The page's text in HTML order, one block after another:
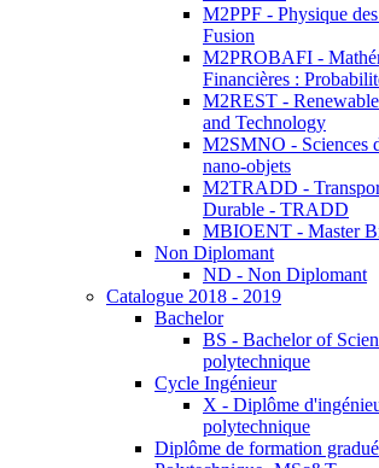
M2PPF - Physique
Fusion
M2PROBAFI -
Financières :
M2REST -
and Technology
M2SMNO - Sciences
nano-objets
M2TRADD -
Durable - TRADD
MBIOENT - Master
Non Diplomant
ND - Non Diplomant
Catalogue 2018 - 2019
Bachelor
BS - Bachelor of
polytechnique
Cycle Ingénieur
X - Diplôme
polytechnique
Diplôme de formation